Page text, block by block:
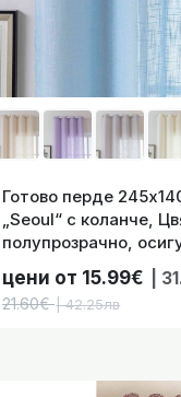
Готово перде
„Seoul“ с коланче,
полупрозрачно,
код- 2024110-005
цени от 15.99€ |
21.60€ | 42.25лв
Готово
Готово